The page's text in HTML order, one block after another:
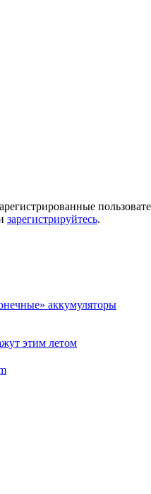
зарегистрируйтесь.
аккумуляторы
этим летом